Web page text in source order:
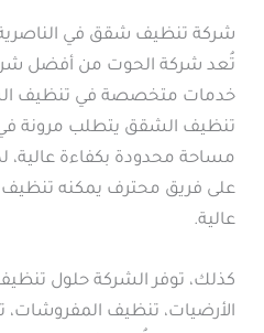
شركة تنظيف شقق في
تُعد شركة الحوت من أفضل
خدمات متخصصة في تنظيف
تنظيف الشقق يتطلب مرونة في
مساحة محدودة بكفاءة
على فريق محترف يمكنه
عالية.
كذلك، توفر الشركة حلول
الأرضيات، تنظيف